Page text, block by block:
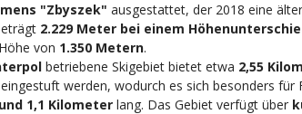
"Zbyszek" ausgestattet, der 2018 eine
2.229 Meter bei einem
von 1.350 Metern.
betriebene Skigebiet bietet etwa 2,55
eingestuft werden, wodurch es sich besonders für
1,1 Kilometerlang. Das Gebiet verfügt über